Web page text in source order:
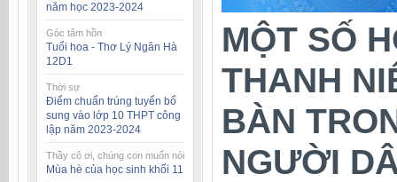
năm học 2023-2024
Góc tâm hồn
Tuổi hoa - Thơ Lý Ngân Hà
12D1
Thời sự
Điểm chuẩn trúng tuyển bổ
sung vào lớp 10 THPT công
lập năm 2023-2024
Thầy cô ơi, chúng con muốn nói
Mùa hè của học sinh khối 11
MỘT SỐ
THANH
BÀN
NGƯỜI